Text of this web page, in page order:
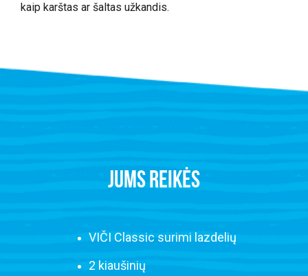
kaip karštas ar šaltas užkandis.
JUMS REIKĖS
VIČI Classic surimi lazdelių
2 kiaušinių